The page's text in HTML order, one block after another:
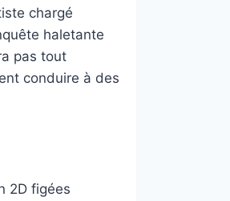
chargé
haletante
pas tout
conduire à des
2D figées